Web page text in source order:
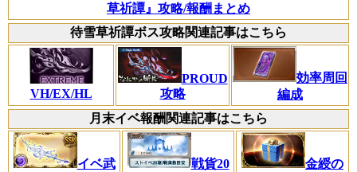
草祈譚』攻略/報酬まとめ
待雪草祈譚ボス攻略関連記事はこちら
VH/EX/HL
PROUD
攻略
効率周回
編成
月末イベ報酬関連記事はこちら
イベ武
戦貨20
金綬の